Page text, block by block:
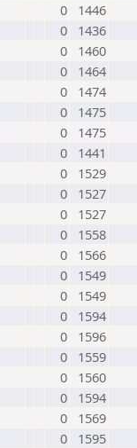
0
1446
0
1436
0
1460
0
1464
0
1474
0
1475
0
1475
0
1441
0
1529
0
1527
0
1527
0
1558
0
1566
0
1549
0
1549
0
1594
0
1596
0
1559
0
1560
0
1594
0
1569
0
1595